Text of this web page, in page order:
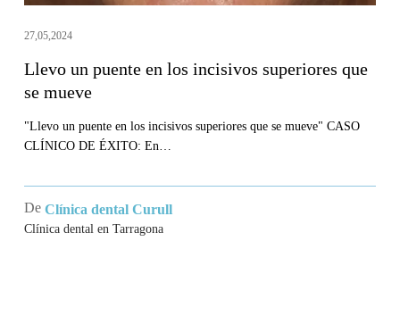
mueve
27,05,2024
Llevo un puente en los incisivos superiores que
se mueve
"Llevo un puente en los incisivos superiores que se mueve" CASO
CLÍNICO DE ÉXITO: En…
De Clínica dental Curull
Clínica dental en Tarragona